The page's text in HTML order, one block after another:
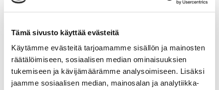
Tämä sivusto käyttää evästeitä
Käytämme evästeitä tarjoamamme sisällön ja mainosten
räätälöimiseen, sosiaalisen median ominaisuuksien
tukemiseen ja kävijämäärämme analysoimiseen. Lisäksi
jaamme sosiaalisen median, mainosalan ja analytiikka-